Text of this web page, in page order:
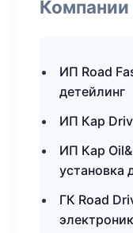
Компании
ИП Road
детейлинг
ИП Кар
ИП Кар
установка
ГК Road